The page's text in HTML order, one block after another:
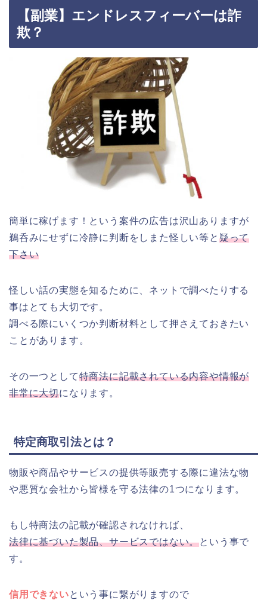
【副業】エンドレスフィーバーは詐
欺？
簡単に稼げます！という案件の広告は沢山ありますが
鵜呑みにせずに冷静に判断をしまた怪しい等と 疑って
下さい
怪しい話の実態を知るために、ネットで調べたりする
事はとても大切です。
調べる際にいくつか判断材料として押さえておきたい
ことがあります。
その一つとして特商法に記載されている内容や情報が
非常に大切になります。
特定商取引法とは？
物販や商品やサービスの提供等販売する際に違法な物
や悪質な会社から皆様を守る法律の1つになります。
もし特商法の記載が確認されなければ、
法律に基づいた製品、サービスではない。という事で
す。
信用できないという事に繋がりますので